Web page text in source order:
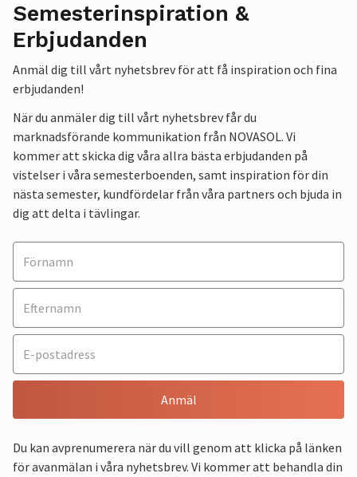
Semesterinspiration &
Erbjudanden
Anmäl dig till vårt nyhetsbrev för att få inspiration och fina
erbjudanden!
När du anmäler dig till vårt nyhetsbrev får du
marknadsförande kommunikation från NOVASOL. Vi
kommer att skicka dig våra allra bästa erbjudanden på
vistelser i våra semesterboenden, samt inspiration för din
nästa semester, kundfördelar från våra partners och bjuda in
dig att delta i tävlingar.
Anmäl
Du kan avprenumerera när du vill genom att klicka på länken
för avanmälan i våra nyhetsbrev. Vi kommer att behandla din